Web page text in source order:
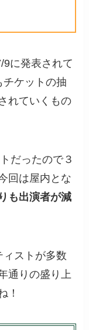
に発表されて
ケットの抽
れていくもの
だったので３
回は屋内とな
も出演者が減
ストが多数
通りの盛り上
！